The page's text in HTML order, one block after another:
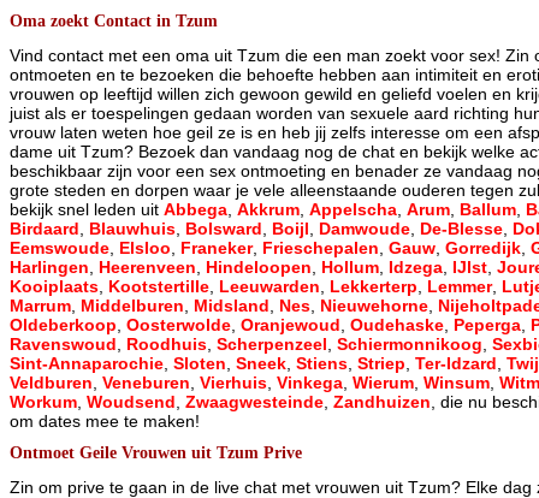
Oma zoekt Contact in Tzum
Vind contact met een oma uit Tzum die een man zoekt voor sex! Zin
ontmoeten en te bezoeken die behoefte hebben aan intimiteit en
vrouwen op leeftijd willen zich gewoon gewild en geliefd voelen en
juist als er toespelingen gedaan worden van sexuele aard richting
vrouw laten weten hoe geil ze is en heb jij zelfs interesse om een
dame uit Tzum? Bezoek dan vandaag nog de chat en bekijk welke
beschikbaar zijn voor een sex ontmoeting en benader ze vandaag
grote steden en dorpen waar je vele alleenstaande ouderen tegen
bekijk snel leden uit Abbega Akkrum Appelscha Arum Ballum
Birdaard
Blauwhuis Bolsward Boijl Damwoude De-Blesse
Eemswoude Elsloo Franeker, Frieschepalen Gauw Gorredijk
Harlingen
Heerenveen Hindeloopen Hollum Idzega IJlst
Kooiplaats Kootstertille Leeuwarden Lekkerterp Lemmer,
Marrum Middelburen Midsland Nes Nieuwehorne
Oldeberkoop Oosterwolde Oranjewoud Oudehaske Peperga
Ravenswoud
Roodhuis Scherpenzeel Schiermonnikoog
Sint-Annaparochie Sloten Sneek Stiens Striep Ter-Idzard
Veldburen Veneburen Vierhuis Vinkega Wierum Winsum
Workum Woudsend Zwaagwesteinde Zandhuizen , die nu
om dates mee te maken!
Ontmoet Geile Vrouwen uit Tzum Prive
Zin om prive te gaan in de live chat met vrouwen uit Tzum? Elke dag